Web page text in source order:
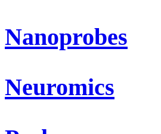
Nanoprobes
Neuromics